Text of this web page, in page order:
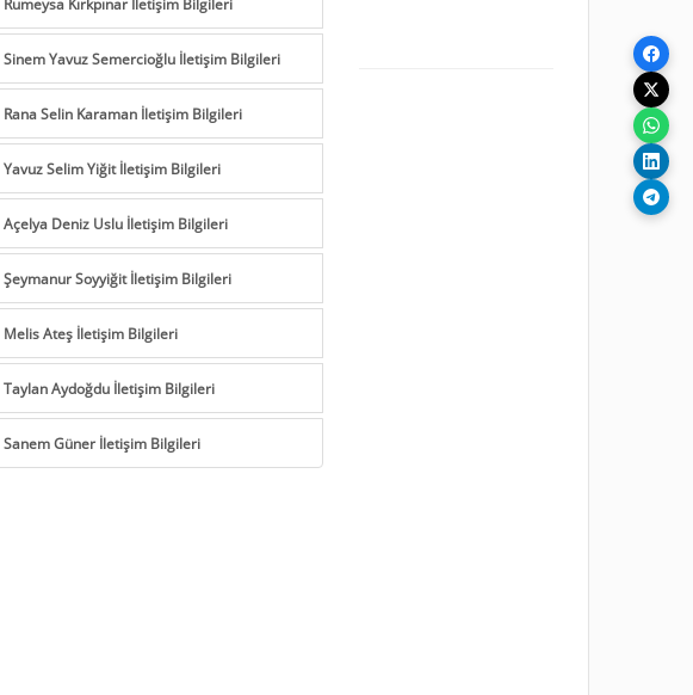
Sinem Yavuz Semercioğlu İletişim Bilgileri
Rana Selin Karaman İletişim Bilgileri
Yavuz Selim Yiğit İletişim Bilgileri
Açelya Deniz Uslu İletişim Bilgileri
Şeymanur Soyyiğit İletişim Bilgileri
Melis Ateş İletişim Bilgileri
Taylan Aydoğdu İletişim Bilgileri
Sanem Güner İletişim Bilgileri